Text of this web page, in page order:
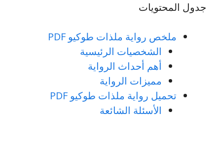
جدول المحتويات
ملخص رواية ملذات طوكيو PDF
الشخصيات الرئيسية
أهم أحداث الرواية
مميزات الرواية
تحميل رواية ملذات طوكيو PDF
الأسئلة الشائعة